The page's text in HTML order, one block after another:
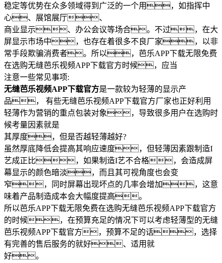
稳定等优势在众多领域得到广泛的一个用，如指挥中
心、展馆展厅、
商业显示、办公会议等场合。不过，在大
屏显示市场中，也存在着很多不良厂家，以非
常手段欺骗消费者。所以，芭乐APP下载无限免费
在选购无缝芭乐视频APP下载官方时候，应当
注意一些常见事项:
无缝芭乐视频APP下载官方是一款较为轻薄的显示产
品， 有些无缝芭乐视频APP下载官方厂家也正好利用
轻薄作为营销的重点包装对象，导致很多用户在选购时
候考量因素就是
其厚度，但是否越轻薄越好?
虽然厚底降低会提高其响应速度，但轻薄因素跟制造I
艺成正比，如果制造I艺不合格，会造成屏
幕显示的颜色暗淡，而且其可视角度也会变
窄，同时屏幕出现坏点的几率会增加，这意
味着产品制造成本会大幅度提高。
所以芭乐APP下载无限免费在选购无缝芭乐视频APP下载官方
的时候，在预算充足的情况下可以考虑轻薄型的无缝
芭乐视频APP下载官方，预算不足的话，选择
有完善的售后服务的就好、适用就
好。